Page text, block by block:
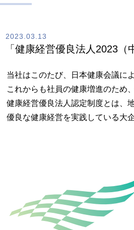
2023.03.13
「健康経営優良法人2023
当社はこのたび、日本健康会議に
これからも社員の健康増進のため
健康経営優良法人認定制度とは、
優良な健康経営を実践している大